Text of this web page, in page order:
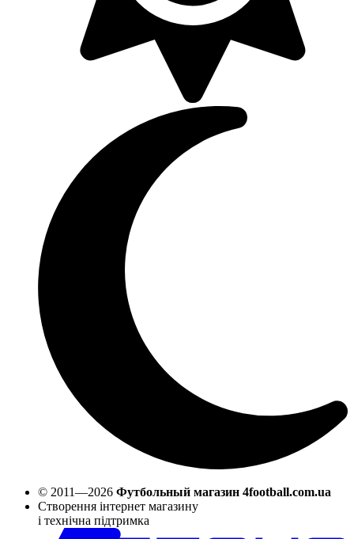
© 2011—2026 Футбольный магазин 4football.com.ua
Створення інтернет магазину
і технічна підтримка